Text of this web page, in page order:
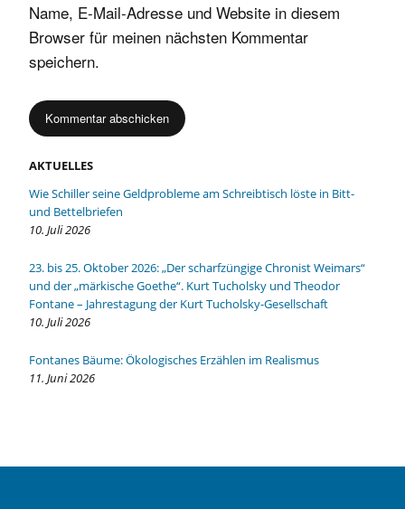
Name, E-Mail-Adresse und Website in diesem
Browser für meinen nächsten Kommentar
speichern.
AKTUELLES
Wie Schiller seine Geldprobleme am Schreibtisch löste in Bitt-
und Bettelbriefen
10. Juli 2026
23. bis 25. Oktober 2026: „Der scharfzüngige Chronist Weimars“
und der „märkische Goethe“. Kurt Tucholsky und Theodor
Fontane – Jahrestagung der Kurt Tucholsky-Gesellschaft
10. Juli 2026
Fontanes Bäume: Ökologisches Erzählen im Realismus
11. Juni 2026